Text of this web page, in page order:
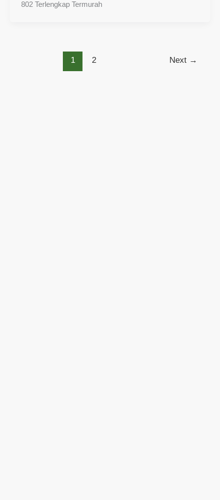
802 Terlengkap Termurah
1 2 Next →